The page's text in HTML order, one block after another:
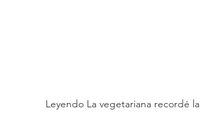
Leyendo La vegetariana recordé